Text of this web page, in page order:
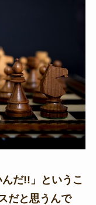
だ!!」というこ
だと思うんで